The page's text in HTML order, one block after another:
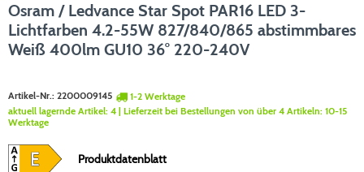
Osram / Ledvance Star Spot PAR16 LED 3-
Lichtfarben 4.2-55W 827/840/865 abstimmbares
Weiß 400lm GU10 36° 220-240V
Artikel-Nr.: 2200009145
1-2 Werktage
aktuell lagernde Artikel: 4 | Lieferzeit bei Bestellungen von über 4 Artikeln: 10-15
Werktage
Produktdatenblatt